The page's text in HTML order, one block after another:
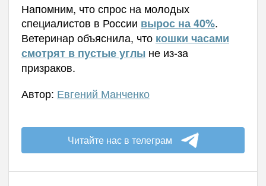
Напомним, что спрос на молодых
специалистов в России вырос на 40%.
Ветеринар объяснила, что кошки часами
смотрят в пустые углы не из-за
призраков.
Автор: Евгений Манченко
Читайте нас в телеграм